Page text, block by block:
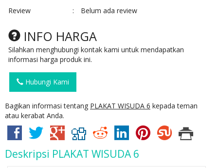
Review
: Belum ada review
INFO HARGA
Silahkan menghubungi kontak kami untuk mendapatkan
informasi harga produk ini.
Hubungi Kami
Bagikan informasi tentang PLAKAT WISUDA 6 kepada teman
atau kerabat Anda.
Deskripsi PLAKAT WISUDA 6